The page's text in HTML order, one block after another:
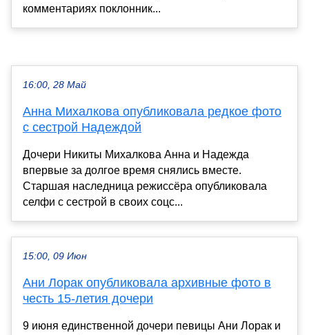
комментариях поклонник...
16:00, 28 Май
Анна Михалкова опубликовала редкое фото
с сестрой Надеждой
Дочери Никиты Михалкова Анна и Надежда
впервые за долгое время снялись вместе.
Старшая наследница режиссёра опубликовала
селфи с сестрой в своих соцс...
15:00, 09 Июн
Ани Лорак опубликовала архивные фото в
честь 15-летия дочери
9 июня единственной дочери певицы Ани Лорак и